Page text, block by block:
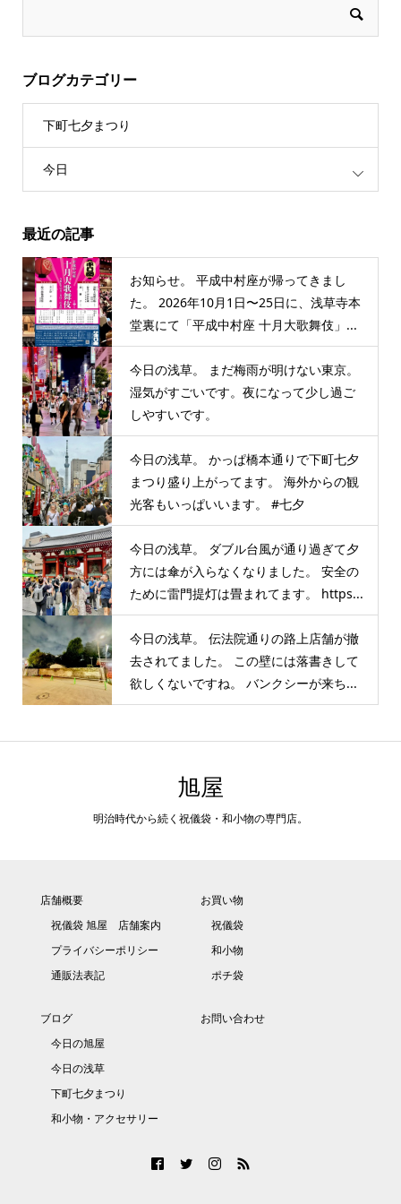
ブログカテゴリー
下町七夕まつり
今日
最近の記事
お知らせ。 平成中村座が帰ってきまし
た。 2026年10月1日〜25日に、浅草寺本
堂裏にて「平成中村座 十月大歌舞伎」...
今日の浅草。 まだ梅雨が明けない東京。
湿気がすごいです。夜になって少し過ご
しやすいです。
今日の浅草。 かっぱ橋本通りで下町七夕
まつり盛り上がってます。 海外からの観
光客もいっぱいいます。 #七夕
今日の浅草。 ダブル台風が通り過ぎて夕
方には傘が入らなくなりました。 安全の
ために雷門提灯は畳まれてます。 https...
今日の浅草。 伝法院通りの路上店舗が撤
去されてました。 この壁には落書きして
欲しくないですね。 バンクシーが来ち...
旭屋
明治時代から続く祝儀袋・和小物の専門店。
店舗概要
祝儀袋 旭屋 店舗案内
プライバシーポリシー
通販法表記
お買い物
祝儀袋
和小物
ポチ袋
ブログ
今日の旭屋
今日の浅草
下町七夕まつり
和小物・アクセサリー
お問い合わせ